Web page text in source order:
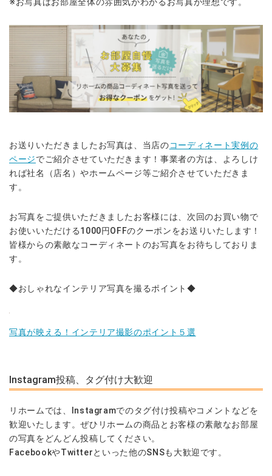
お送りいただきましたお写真は、当店のコーディネート実例の
ページでご紹介させていただきます！事業者の方は、よろしけ
れば社名（店名）やホームページ等ご紹介させていただきま
す。
お写真をご提供いただきましたお客様には、次回のお買い物で
お使いいただける1000円OFFのクーポンをお送りいたします！
皆様からの素敵なコーディネートのお写真をお待ちしておりま
す。
◆おしゃれなインテリア写真を撮るポイント◆
写真が映える！インテリア撮影のポイント５選
Instagram投稿、タグ付け大歓迎
リホームでは、Instagramでのタグ付け投稿やコメントなどを
歓迎いたします。ぜひリホームの商品とお客様の素敵なお部屋
の写真をどんどん投稿してください。
FacebookやTwitterといった他のSNSも大歓迎です。